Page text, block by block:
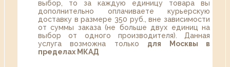
выбор, то за каждую единицу товара вы
дополнительно оплачиваете курьерскую
доставку в размере 350 руб., вне зависимости
от суммы заказа (не больше двух единиц на
выбор от одного производителя). Данная
услуга возможна только для Москвы в
пределах МКАД